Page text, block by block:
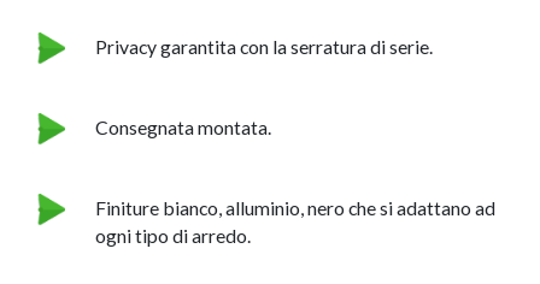
Privacy garantita con la serratura di serie.
Consegnata montata.
Finiture bianco, alluminio, nero che si adattano ad
ogni tipo di arredo.